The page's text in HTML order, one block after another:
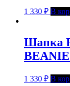
1 330 ₽ В
Шапка
1 330 ₽ В